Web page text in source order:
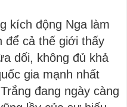
kích động Nga làm
để cả thế giới thấy
dối, không đủ khả
gia mạnh nhất
đang ngày càng